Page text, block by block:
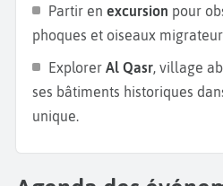
Partir en excursion pour
phoques et oiseaux
Explorer Al Qasr, village
ses bâtiments historiques
unique.